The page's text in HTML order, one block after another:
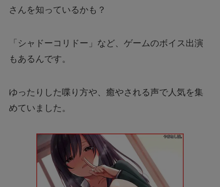
さんを知っているかも？
「シャドーコリドー」など、ゲームのボイス出演
もあるんです。
ゆったりした喋り方や、癒やされる声で人気を集
めていました。